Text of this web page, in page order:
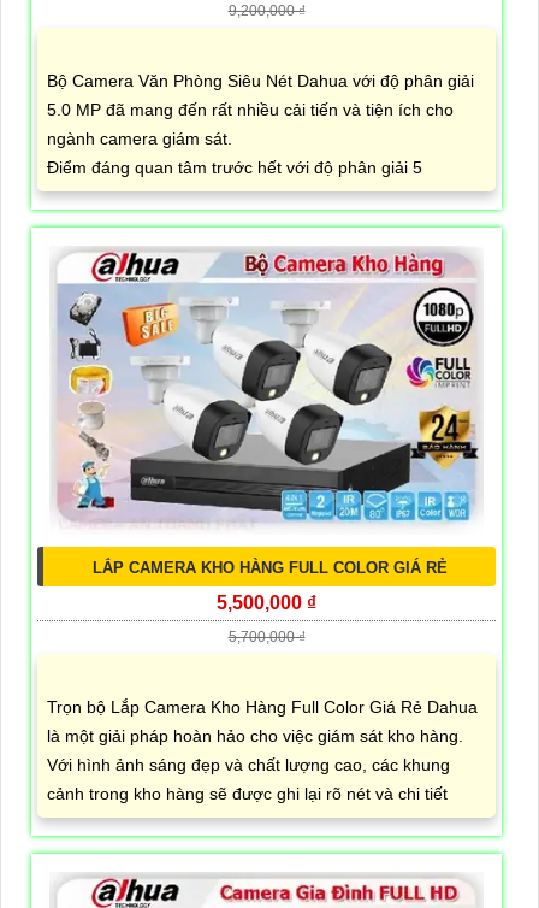
9,200,000 ₫
Bộ Camera Văn Phòng Siêu Nét Dahua với độ phân giải
5.0 MP đã mang đến rất nhiều cải tiến và tiện ích cho
ngành camera giám sát.
Điểm đáng quan tâm trước hết với độ phân giải 5
LẮP CAMERA KHO HÀNG FULL COLOR GIÁ RẺ
5,500,000 ₫
5,700,000 ₫
Trọn bộ Lắp Camera Kho Hàng Full Color Giá Rẻ Dahua
là một giải pháp hoàn hảo cho việc giám sát kho hàng.
Với hình ảnh sáng đẹp và chất lượng cao, các khung
cảnh trong kho hàng sẽ được ghi lại rõ nét và chi tiết